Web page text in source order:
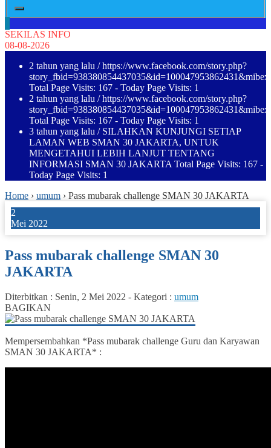
SEKILAS INFO
08-08-2026
2 tahun yang lalu / https://www.facebook.com/story.php?
Total Page Visits: 167 - Today Page Visits: 1
2 tahun yang lalu / https://www.facebook.com/story.php?
Total Page Visits: 167 - Today Page Visits: 1
3 tahun yang lalu / SILAHKAN KUNJUNGI SETIAP
LAMAN WEB SMAN 30 JAKARTA, UNTUK
MENGETAHUI LEBIH LANJUT TENTANG
INFORMASI SMAN 30 JAKARTA Total Page Visits: 167 -
Today Page Visits: 1
Home › umum › Pass mubarak challenge SMAN 30 JAKARTA
2
Mei 2022
Pass mubarak challenge SMAN 30
JAKARTA
Diterbitkan : Senin, 2 Mei 2022 - Kategori : umum
BAGIKAN
Mempersembahkan *Pass mubarak challenge Guru dan Karyawan
SMAN 30 JAKARTA* :